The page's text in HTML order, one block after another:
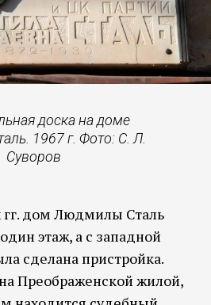
доска на доме
1967 г. Фото: С. Л.
Суворов
гг. дом Людмилы Сталь
этаж, а с западной
сделана пристройка.
Преображенской жилой,